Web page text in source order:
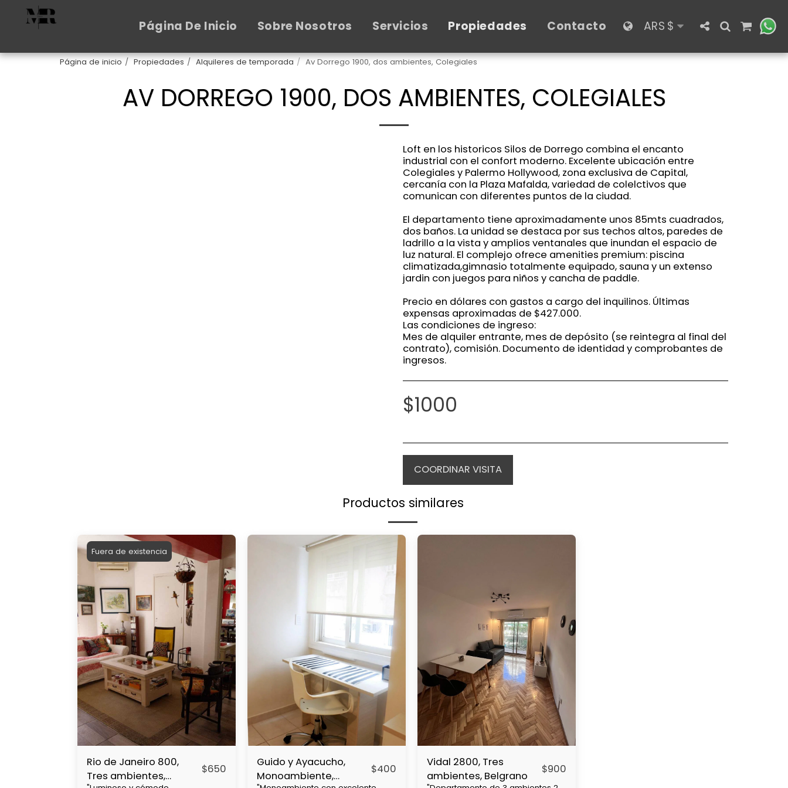
Página De Inicio Sobre Nosotros Servicios Propiedades Contacto ARS $
Página de inicio Propiedades Alquileres de temporada Av Dorrego 1900, dos ambientes, Colegiales
AV DORREGO 1900, DOS AMBIENTES, COLEGIALES
Loft en los historicos Silos de Dorrego combina el encanto
industrial con el confort moderno. Excelente ubicación entre
Colegiales y Palermo Hollywood, zona exclusiva de Capital,
cercanía con la Plaza Mafalda, variedad de colelctivos que
comunican con diferentes puntos de la ciudad.
El departamento tiene aproximadamente unos 85mts cuadrados,
dos baños. La unidad se destaca por sus techos altos, paredes de
ladrillo a la vista y amplios ventanales que inundan el espacio de
luz natural. El complejo ofrece amenities premium: piscina
climatizada,gimnasio totalmente equipado, sauna y un extenso
jardin con juegos para niños y cancha de paddle.
Precio en dólares con gastos a cargo del inquilinos. Últimas
expensas aproximadas de $427.000.
Las condiciones de ingreso:
Mes de alquiler entrante, mes de depósito (se reintegra al final del
contrato), comisión. Documento de identidad y comprobantes de
ingresos.
$1000
COORDINAR VISITA
Productos similares
Fuera de existencia
Rio de Janeiro 800,
Tres ambientes,
$650
Guido y Ayacucho,
Monoambiente,
$400
Vidal 2800, Tres
ambientes, Belgrano
$900